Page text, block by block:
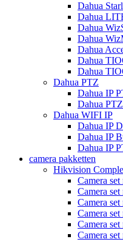
Dahua
Dahua
Dahua
Dahua
Dahua
Dahua
Dahua
Dahua PTZ
Dahua IP
Dahua
Dahua WIFI IP
Dahua IP
Dahua IP
Dahua IP
camera pakketten
Hikvision
Camera
Camera
Camera
Camera
Camera
Camera